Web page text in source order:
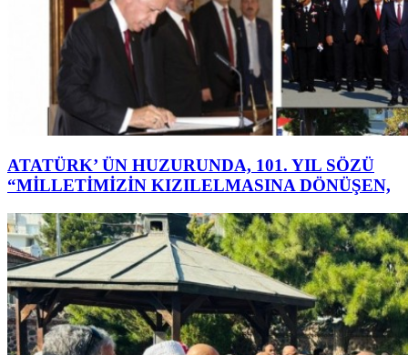
ATATÜRK’ ÜN HUZURUNDA, 101. YIL SÖZÜ
“MİLLETİMİZİN KIZILELMASINA DÖNÜŞEN,